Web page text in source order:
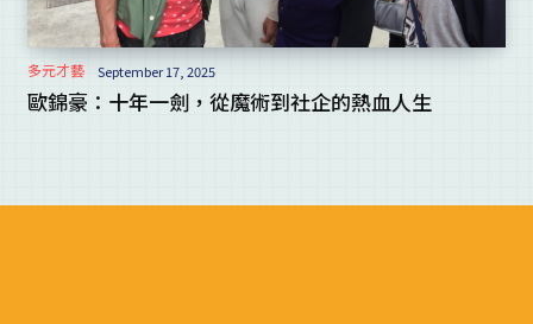
多元才藝 September 17, 2025
歐錦豪：十年一劍，從魔術到社企的熱血人生